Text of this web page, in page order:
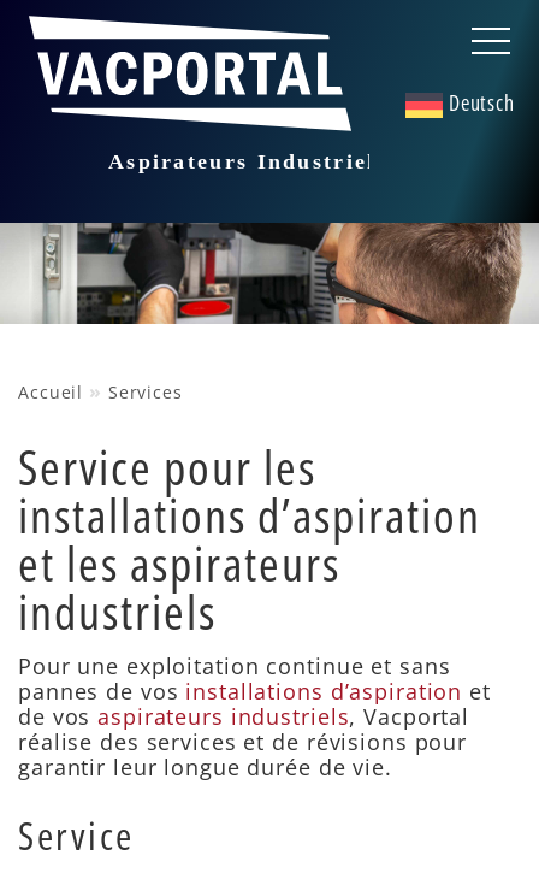
Deutsch
Accueil » Services
Service pour les
installations d’aspiration
et les aspirateurs
industriels
Pour une exploitation continue et sans
pannes de vos installations d’aspiration et
de vosaspirateurs industriels, Vacportal
réalise des services et de révisions pour
garantir leur longue durée de vie.
Service